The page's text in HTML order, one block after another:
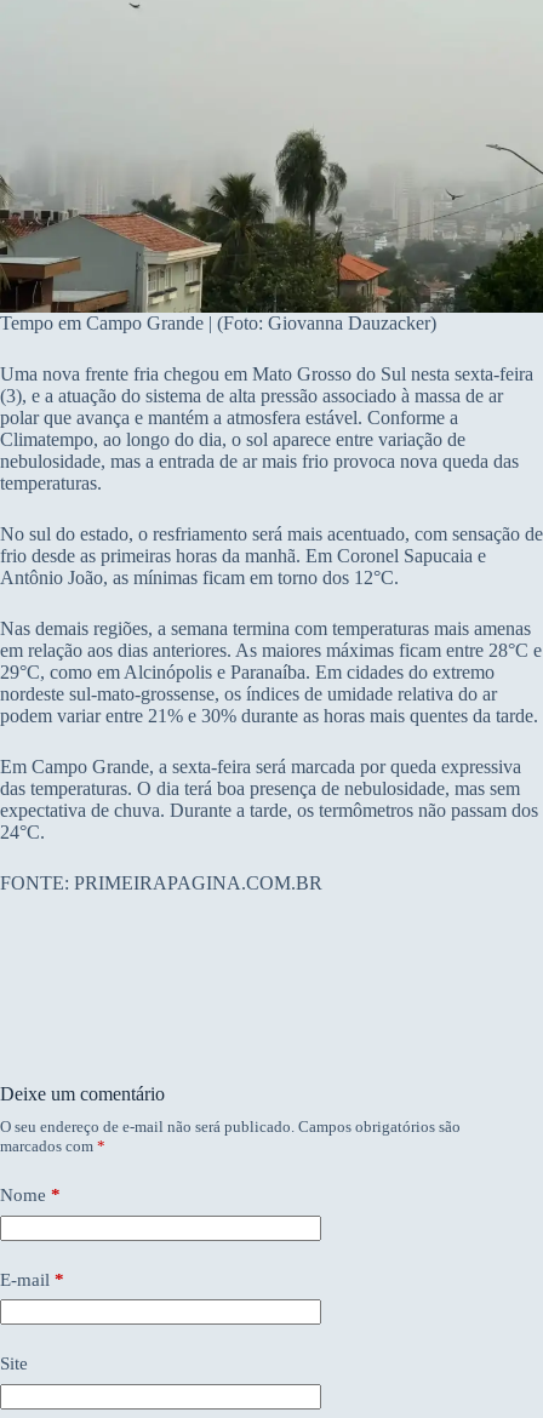
Tempo em Campo Grande | (Foto: Giovanna Dauzacker)
Uma nova frente fria chegou em Mato Grosso do Sul nesta sexta-feira
(3), e a atuação do sistema de alta pressão associado à massa de ar
polar que avança e mantém a atmosfera estável. Conforme a
Climatempo, ao longo do dia, o sol aparece entre variação de
nebulosidade, mas a entrada de ar mais frio provoca nova queda das
temperaturas.
No sul do estado, o resfriamento será mais acentuado, com sensação de
frio desde as primeiras horas da manhã. Em Coronel Sapucaia e
Antônio João, as mínimas ficam em torno dos 12°C.
Nas demais regiões, a semana termina com temperaturas mais amenas
em relação aos dias anteriores. As maiores máximas ficam entre 28°C e
29°C, como em Alcinópolis e Paranaíba. Em cidades do extremo
nordeste sul-mato-grossense, os índices de umidade relativa do ar
podem variar entre 21% e 30% durante as horas mais quentes da tarde.
Em Campo Grande, a sexta-feira será marcada por queda expressiva
das temperaturas. O dia terá boa presença de nebulosidade, mas sem
expectativa de chuva. Durante a tarde, os termômetros não passam dos
24°C.
FONTE: PRIMEIRAPAGINA.COM.BR
Deixe um comentário
O seu endereço de e-mail não será publicado. Campos obrigatórios são
marcados com *
Nome *
E-mail *
Site